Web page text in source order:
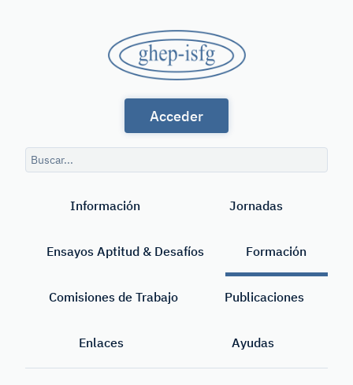
GHEP
-
ISFG
Habla
Española
International
Forensic
Acceder
Consulta
de
Información Jornadas
Ensayos Aptitud & Desafíos Formación
Comisiones de Trabajo Publicaciones
Enlaces Ayudas